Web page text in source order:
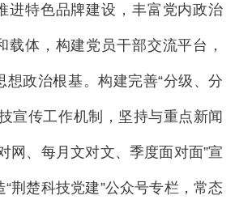
进特色品牌建设，丰富党内政治
载体，构建党员干部交流平台，
想政治根基。构建完善“分级、分
宣传工作机制，坚持与重点新闻
网、每月文对文、季度面对面”宣
荆楚科技党建”公众号专栏，常态